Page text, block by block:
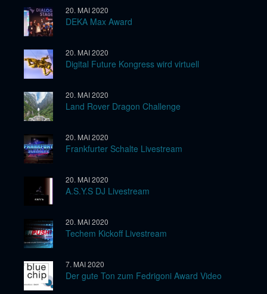
20. MAI 2020
DEKA Max Award
20. MAI 2020
Digital Future Kongress wird virtuell
20. MAI 2020
Land Rover Dragon Challenge
20. MAI 2020
Frankfurter Schalte Livestream
20. MAI 2020
A.S.Y.S DJ Livestream
20. MAI 2020
Techem Kickoff Livestream
7. MAI 2020
Der gute Ton zum Fedrigoni Award Video